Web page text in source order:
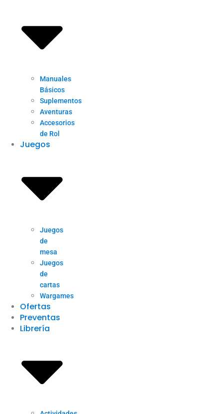
Manuales
Básicos
Suplementos
Aventuras
Accesorios
de Rol
Juegos
Juegos
de
mesa
Juegos
de
cartas
Wargames
Ofertas
Preventas
Librería